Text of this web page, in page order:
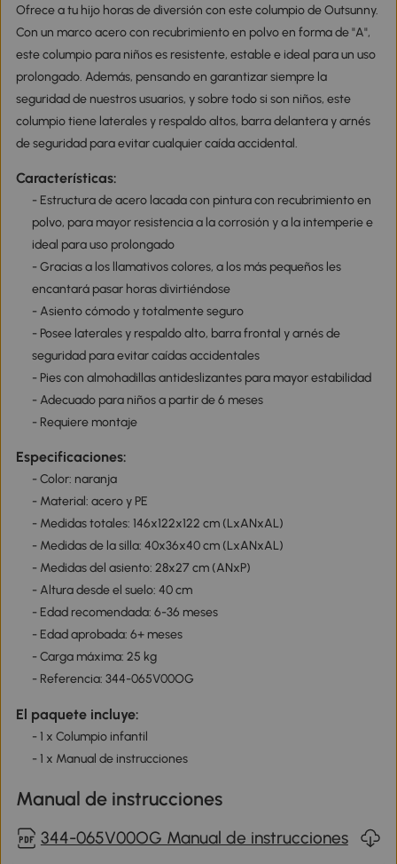
Ofrece a tu hijo horas de diversión con este columpio de Outsunny.
Con un marco acero con recubrimiento en polvo en forma de "A",
este columpio para niños es resistente, estable e ideal para un uso
prolongado. Además, pensando en garantizar siempre la
seguridad de nuestros usuarios, y sobre todo si son niños, este
columpio tiene laterales y respaldo altos, barra delantera y arnés
de seguridad para evitar cualquier caída accidental.
Características:
- Estructura de acero lacada con pintura con recubrimiento en
polvo, para mayor resistencia a la corrosión y a la intemperie e
ideal para uso prolongado
- Gracias a los llamativos colores, a los más pequeños les
encantará pasar horas divirtiéndose
- Asiento cómodo y totalmente seguro
- Posee laterales y respaldo alto, barra frontal y arnés de
seguridad para evitar caídas accidentales
- Pies con almohadillas antideslizantes para mayor estabilidad
- Adecuado para niños a partir de 6 meses
- Requiere montaje
Especificaciones:
- Color: naranja
- Material: acero y PE
- Medidas totales: 146x122x122 cm (LxANxAL)
- Medidas de la silla: 40x36x40 cm (LxANxAL)
- Medidas del asiento: 28x27 cm (ANxP)
- Altura desde el suelo: 40 cm
- Edad recomendada: 6-36 meses
- Edad aprobada: 6+ meses
- Carga máxima: 25 kg
- Referencia: 344-065V00OG
El paquete incluye:
- 1 x Columpio infantil
- 1 x Manual de instrucciones
Manual de instrucciones
344-065V00OG Manual de instrucciones